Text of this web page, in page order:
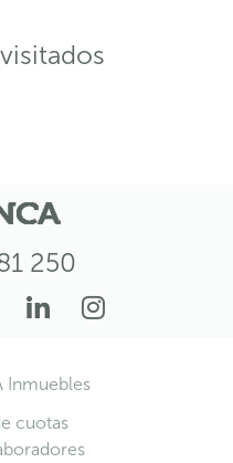
250
Inmuebles
cuotas